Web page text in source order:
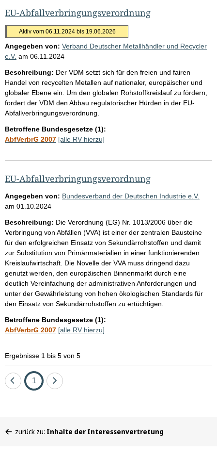
EU-Abfallverbringungsverordnung
Aktiv vom 06.11.2024 bis 19.06.2026
Angegeben von: Verband Deutscher Metallhändler und Recycler
e.V. am 06.11.2024
Beschreibung: Der VDM setzt sich für den freien und fairen
Handel von recycelten Metallen auf nationaler, europäischer und
globaler Ebene ein. Um den globalen Rohstoffkreislauf zu fördern,
fordert der VDM den Abbau regulatorischer Hürden in der EU-
Abfallverbringungsverordnung.
Betroffene Bundesgesetze (1):
AbfVerbrG 2007 [alle RV hierzu]
EU-Abfallverbringungsverordnung
Angegeben von: Bundesverband der Deutschen Industrie e.V.
am 01.10.2024
Beschreibung: Die Verordnung (EG) Nr. 1013/2006 über die
Verbringung von Abfällen (VVA) ist einer der zentralen Bausteine
für den erfolgreichen Einsatz von Sekundärrohstoffen und damit
zur Substitution von Primärmaterialien in einer funktionierenden
Kreislaufwirtschaft. Die Novelle der VVA muss dringend dazu
genutzt werden, den europäischen Binnenmarkt durch eine
deutlich Vereinfachung der administrativen Anforderungen und
unter der Gewährleistung von hohen ökologischen Standards für
den Einsatz von Sekundärrohstoffen zu ertüchtigen.
Betroffene Bundesgesetze (1):
AbfVerbrG 2007 [alle RV hierzu]
Ergebnisse 1 bis 5 von 5
EineSeite
1
Eine
befinden
zurück zu: Inhalte der Interessenvertretung